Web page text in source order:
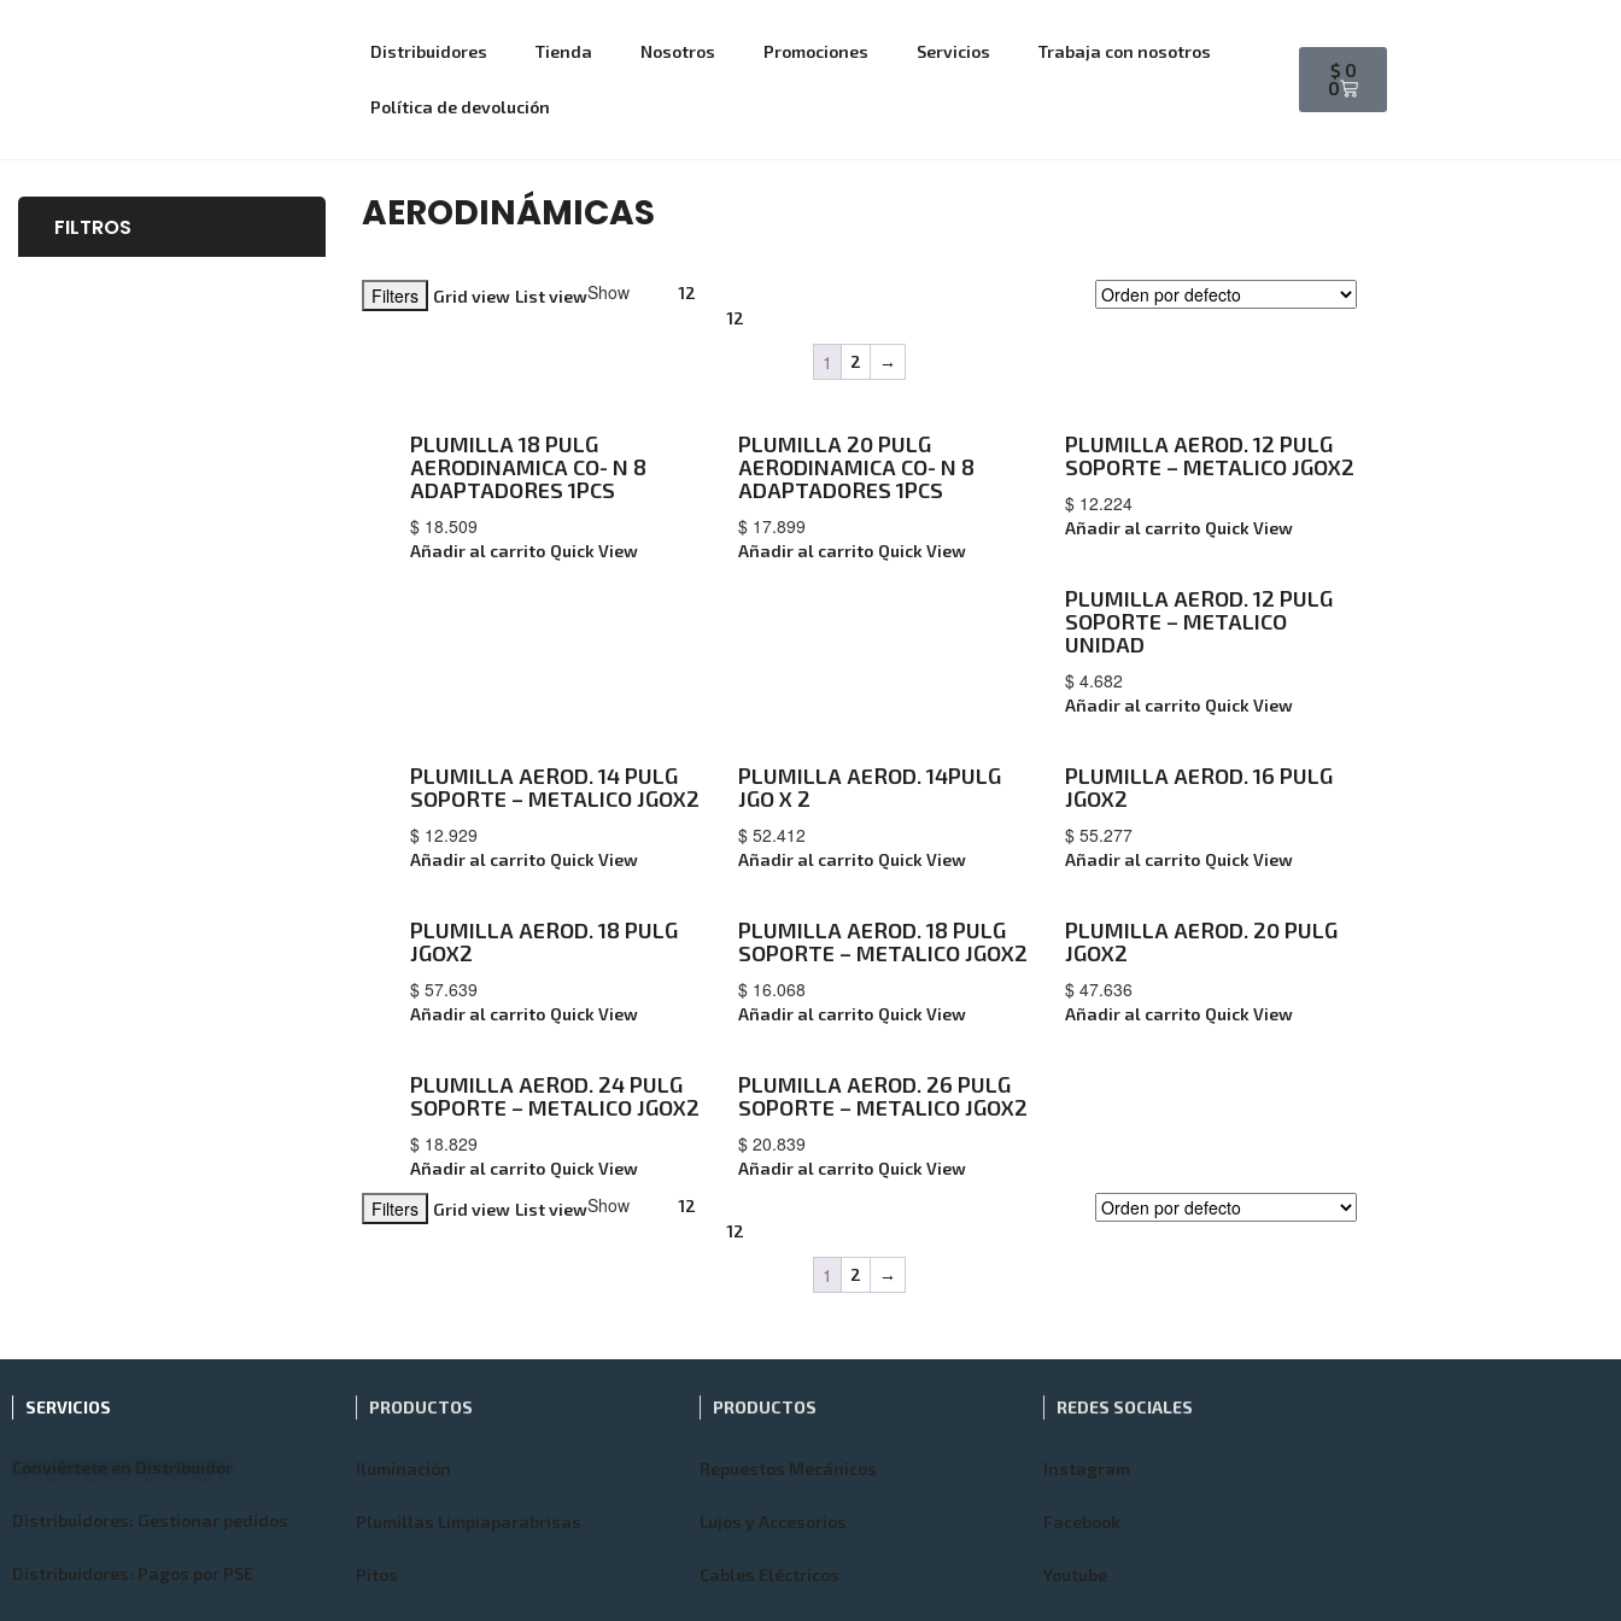
Distribuidores Tienda Nosotros Promociones Servicios Trabaja con nosotros
Política de devolución
$ 0
0
FILTROS AERODINÁMICAS
Filters Grid view List viewShow
12
12
1 2 →
PLUMILLA 18 PULG
AERODINAMICA CO- N 8
ADAPTADORES 1PCS
$ 18.509
Añadir al carrito Quick View
PLUMILLA 20 PULG
AERODINAMICA CO- N 8
ADAPTADORES 1PCS
$17.899
Añadir al carrito Quick View
PLUMILLA AEROD. 12 PULG
SOPORTE – METALICO JGOX2
$ 12.224
Añadir al carrito Quick View
PLUMILLA AEROD. 12 PULG
SOPORTE – METALICO
UNIDAD
$ 4.682
Añadir al carrito Quick View
PLUMILLA AEROD. 14 PULG
SOPORTE – METALICO JGOX2
$ 12.929
Añadir al carrito Quick View
PLUMILLA AEROD. 14PULG
JGO X 2
$52.412
Añadir al carrito Quick View
PLUMILLA AEROD. 16 PULG
JGOX2
$ 55.277
Añadir al carrito Quick View
PLUMILLA AEROD. 18 PULG
JGOX2
$ 57.639
Añadir al carrito Quick View
PLUMILLA AEROD. 18 PULG
SOPORTE – METALICO JGOX2
$16.068
Añadir al carrito Quick View
PLUMILLA AEROD. 20 PULG
JGOX2
$ 47.636
Añadir al carrito Quick View
PLUMILLA AEROD. 24 PULG
SOPORTE – METALICO JGOX2
$ 18.829
Añadir al carrito Quick View
PLUMILLA AEROD. 26 PULG
SOPORTE – METALICO JGOX2
$20.839
Añadir al carrito Quick View
Filters Grid view List viewShow
12
12
1 2 →
SERVICIOS
Conviértete en Distribuidor
Distribuidores: Gestionar pedidos
Distribuidores: Pagos por PSE
PRODUCTOS
Iluminación
Plumillas Limpiaparabrisas
Pitos
PRODUCTOS
Repuestos Mecánicos
Lujos y Accesorios
Cables Eléctricos
REDES SOCIALES
Instagram
Facebook
Youtube